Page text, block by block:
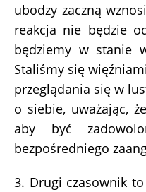
ubodzy zaczną
reakcja nie będzie
będziemy w stanie
Staliśmy się
przeglądania się w
o siebie, uważając,
aby być
bezpośredniego
3. Drugi czasownik to